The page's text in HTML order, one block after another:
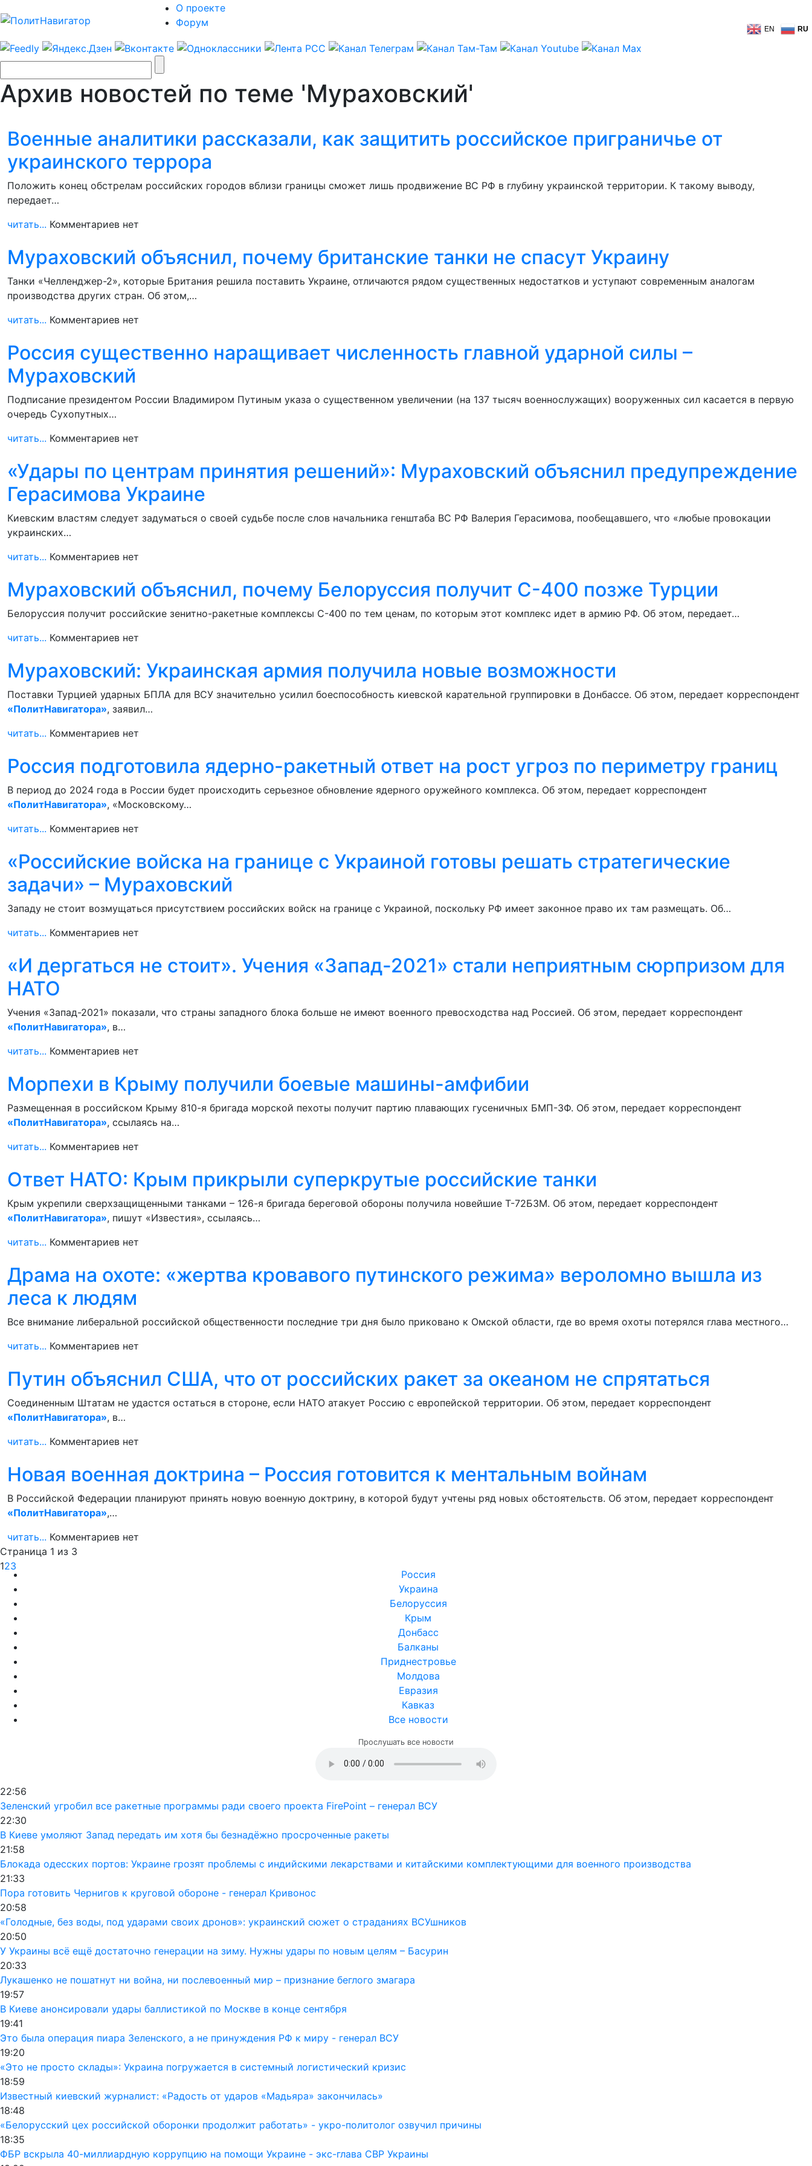
О проекте
Форум
EN RU
Архив новостей по теме 'Мураховский'
Военные аналитики рассказали, как защитить российское приграничье от
украинского террора
Положить конец обстрелам российских городов вблизи границы сможет лишь продвижение ВС РФ в глубину украинской территории. К такому выводу,
передает…
читать... Комментариев нет
Мураховский объяснил, почему британские танки не спасут Украину
Танки «Челленджер-2», которые Британия решила поставить Украине, отличаются рядом существенных недостатков и уступают современным аналогам
производства других стран. Об этом,…
читать... Комментариев нет
Россия существенно наращивает численность главной ударной силы –
Мураховский
Подписание президентом России Владимиром Путиным указа о существенном увеличении (на 137 тысяч военнослужащих) вооруженных сил касается в первую
очередь Сухопутных…
читать... Комментариев нет
«Удары по центрам принятия решений»: Мураховский объяснил предупреждение
Герасимова Украине
Киевским властям следует задуматься о своей судьбе после слов начальника генштаба ВС РФ Валерия Герасимова, пообещавшего, что «любые провокации
украинских…
читать... Комментариев нет
Мураховский объяснил, почему Белоруссия получит С-400 позже Турции
Белоруссия получит российские зенитно-ракетные комплексы С-400 по тем ценам, по которым этот комплекс идет в армию РФ. Об этом, передает…
читать... Комментариев нет
Мураховский: Украинская армия получила новые возможности
Поставки Турцией ударных БПЛА для ВСУ значительно усилил боеспособность киевской карательной группировки в Донбассе. Об этом, передает корреспондент
«ПолитНавигатора», заявил…
читать... Комментариев нет
Россия подготовила ядерно-ракетный ответ на рост угроз по периметру границ
В период до 2024 года в России будет происходить серьезное обновление ядерного оружейного комплекса. Об этом, передает корреспондент
«ПолитНавигатора», «Московскому…
читать... Комментариев нет
«Российские войска на границе с Украиной готовы решать стратегические
задачи» – Мураховский
Западу не стоит возмущаться присутствием российских войск на границе с Украиной, поскольку РФ имеет законное право их там размещать. Об…
читать... Комментариев нет
«И дергаться не стоит». Учения «Запад-2021» стали неприятным сюрпризом для
НАТО
Учения «Запад-2021» показали, что страны западного блока больше не имеют военного превосходства над Россией. Об этом, передает корреспондент
«ПолитНавигатора», в…
читать... Комментариев нет
Морпехи в Крыму получили боевые машины-амфибии
Размещенная в российском Крыму 810-я бригада морской пехоты получит партию плавающих гусеничных БМП-3Ф. Об этом, передает корреспондент
«ПолитНавигатора», ссылаясь на…
читать... Комментариев нет
Ответ НАТО: Крым прикрыли суперкрутые российские танки
Крым укрепили сверхзащищенными танками – 126-я бригада береговой обороны получила новейшие Т-72Б3М. Об этом, передает корреспондент
«ПолитНавигатора», пишут «Известия», ссылаясь…
читать... Комментариев нет
Драма на охоте: «жертва кровавого путинского режима» вероломно вышла из
леса к людям
Все внимание либеральной российской общественности последние три дня было приковано к Омской области, где во время охоты потерялся глава местного…
читать... Комментариев нет
Путин объяснил США, что от российских ракет за океаном не спрятаться
Соединенным Штатам не удастся остаться в стороне, если НАТО атакует Россию с европейской территории. Об этом, передает корреспондент
«ПолитНавигатора», в…
читать... Комментариев нет
Новая военная доктрина – Россия готовится к ментальным войнам
В Российской Федерации планируют принять новую военную доктрину, в которой будут учтены ряд новых обстоятельств. Об этом, передает корреспондент
«ПолитНавигатора»,…
читать... Комментариев нет
Страница 1 из 3
123
Россия
Украина
Белоруссия
Крым
Донбасс
Балканы
Приднестровье
Молдова
Евразия
Кавказ
Все новости
Прослушать все новости
22:56
Зеленский угробил все ракетные программы ради своего проекта FirePoint – генерал ВСУ
22:30
В Киеве умоляют Запад передать им хотя бы безнадёжно просроченные ракеты
21:58
Блокада одесских портов: Украине грозят проблемы с индийскими лекарствами и китайскими комплектующими для военного производства
21:33
Пора готовить Чернигов к круговой обороне - генерал Кривонос
20:58
«Голодные, без воды, под ударами своих дронов»: украинский сюжет о страданиях ВСУшников
20:50
У Украины всё ещё достаточно генерации на зиму. Нужны удары по новым целям – Басурин
20:33
Лукашенко не пошатнут ни война, ни послевоенный мир – признание беглого змагара
19:57
В Киеве анонсировали удары баллистикой по Москве в конце сентября
19:41
Это была операция пиара Зеленского, а не принуждения РФ к миру - генерал ВСУ
19:20
«Это не просто склады»: Украина погружается в системный логистический кризис
18:59
Известный киевский журналист: «Радость от ударов «Мадьяра» закончилась»
18:48
«Белорусский цех российской оборонки продолжит работать» - укро-политолог озвучил причины
18:35
ФБР вскрыла 40-миллиардную коррупцию на помощи Украине - экс-глава СВР Украины